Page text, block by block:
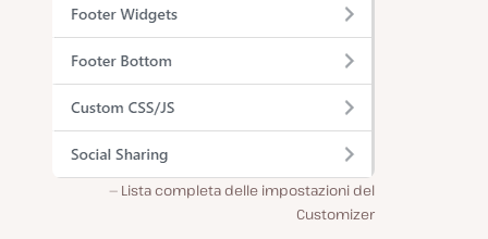
Lista completa delle impostazioni del
Customizer